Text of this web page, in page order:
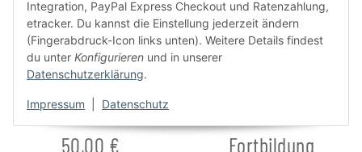
Integration, PayPal Express Checkout und Ratenzahlung,
etracker. Du kannst die Einstellung jederzeit ändern
(Fingerabdruck-Icon links unten). Weitere Details findest
du unter Konfigurieren und in unserer
Datenschutzerklärung.
Impressum Datenschutz
Gratisversand ab
50,00 €
Fortbildung